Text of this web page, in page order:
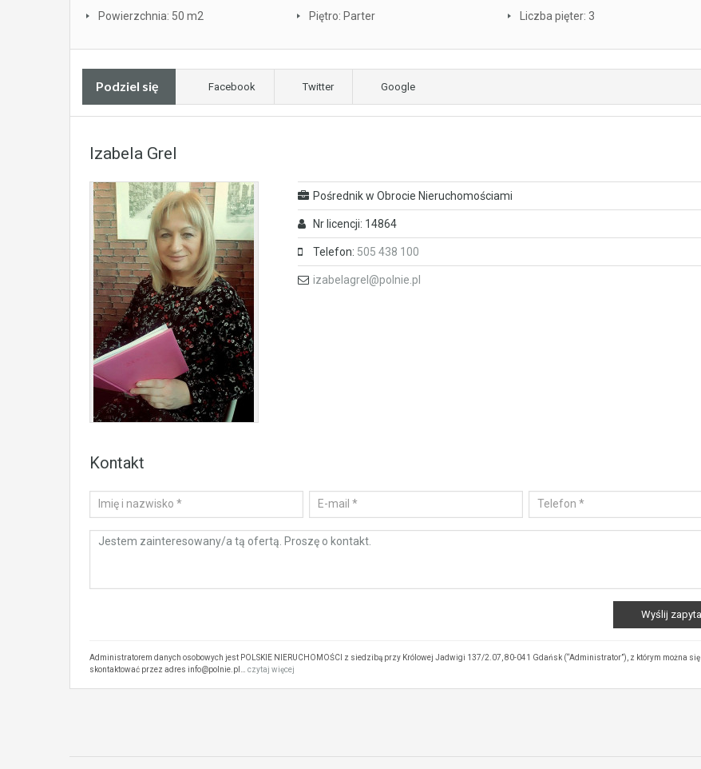
Powierzchnia: 50 m2 Piętro: Parter Liczba pięter: 3
Podziel się Facebook Twitter Google
Izabela Grel
Pośrednik w Obrocie Nieruchomościami
Nr licencji: 14864
Telefon: 505 438 100
izabelagrel@polnie.pl
Kontakt
Administratorem danych osobowych jest POLSKIE NIERUCHOMOŚCI z siedzibą przy Królowej Jadwigi 137/2.07, 80-041 Gdańsk (“Administrator”), z którym można się
skontaktować przez adres info@polnie.pl… czytaj więcej